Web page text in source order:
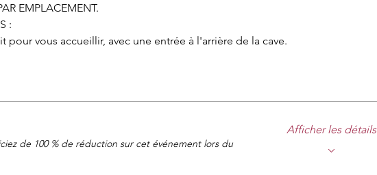
EMPLACEMENT.
:
vous accueillir, avec une entrée à l'arrière de la cave.
de 100 % de réduction sur cet événement lors du
Afficher les détails